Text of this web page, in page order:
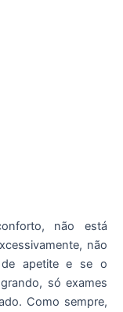
não está
não
de apetite e se o
só exames
Como sempre,